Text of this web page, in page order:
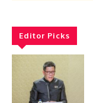
Editor Picks